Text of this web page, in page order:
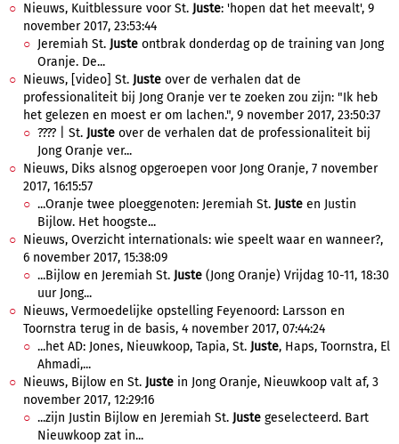
Nieuws, Kuitblessure voor St. Juste: 'hopen dat het meevalt', 9
november 2017, 23:53:44
Jeremiah St. Juste ontbrak donderdag op de training van Jong
Oranje. De...
Nieuws, [video] St. Juste over de verhalen dat de
professionaliteit bij Jong Oranje ver te zoeken zou zijn: "Ik heb
het gelezen en moest er om lachen.", 9 november 2017, 23:50:37
???? | St. Juste over de verhalen dat de professionaliteit bij
Jong Oranje ver...
Nieuws, Diks alsnog opgeroepen voor Jong Oranje, 7 november
2017, 16:15:57
...Oranje twee ploeggenoten: Jeremiah St. Juste en Justin
Bijlow. Het hoogste...
Nieuws, Overzicht internationals: wie speelt waar en wanneer?,
6 november 2017, 15:38:09
...Bijlow en Jeremiah St. Juste (Jong Oranje) Vrijdag 10-11, 18:30
uur Jong...
Nieuws, Vermoedelijke opstelling Feyenoord: Larsson en
Toornstra terug in de basis, 4 november 2017, 07:44:24
...het AD: Jones, Nieuwkoop, Tapia, St. Juste, Haps, Toornstra, El
Ahmadi,...
Nieuws, Bijlow en St. Juste in Jong Oranje, Nieuwkoop valt af, 3
november 2017, 12:29:16
...zijn Justin Bijlow en Jeremiah St. Juste geselecteerd. Bart
Nieuwkoop zat in...